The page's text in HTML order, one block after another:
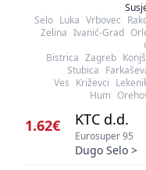
Selo Luka Vrbovec
Zelina Ivanić-Grad
Bistrica Zagreb
Stubica
Ves Križevci
Hum
1.62€ KTC d.d.
Eurosuper 95
Dugo Selo >